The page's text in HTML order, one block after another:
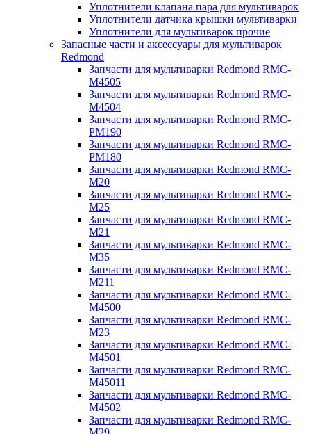
Уплотнители клапана пара для мультиварок
Уплотнители датчика крышки мультиварки
Уплотнители для мультиварок прочие
Запасные части и аксессуары для мультиварок
Redmond
Запчасти для мультиварки Redmond RMC-
M4505
Запчасти для мультиварки Redmond RMC-
M4504
Запчасти для мультиварки Redmond RMC-
PM190
Запчасти для мультиварки Redmond RMC-
PM180
Запчасти для мультиварки Redmond RMC-
M20
Запчасти для мультиварки Redmond RMC-
M25
Запчасти для мультиварки Redmond RMC-
M21
Запчасти для мультиварки Redmond RMC-
M35
Запчасти для мультиварки Redmond RMC-
M211
Запчасти для мультиварки Redmond RMC-
M4500
Запчасти для мультиварки Redmond RMC-
M23
Запчасти для мультиварки Redmond RMC-
M4501
Запчасти для мультиварки Redmond RMC-
M45011
Запчасти для мультиварки Redmond RMC-
M4502
Запчасти для мультиварки Redmond RMC-